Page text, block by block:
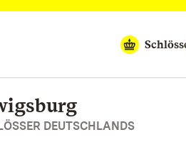
DEUTSCHLANDS